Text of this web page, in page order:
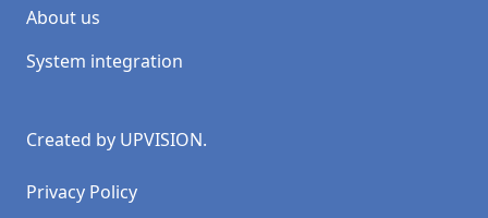
About us
System integration
Created by UPVISION.
Privacy Policy